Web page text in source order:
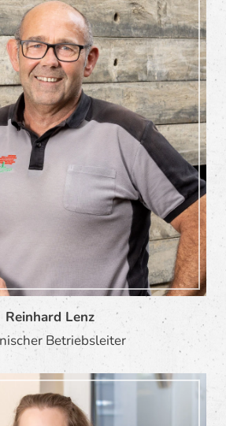
Reinhard Lenz
Betriebsleiter